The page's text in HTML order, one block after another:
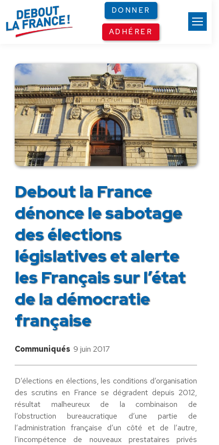
DONNER
ADHÉRER
Debout la France
dénonce le sabotage
des élections
législatives et alerte
les Français sur l’état
de la démocratie
française
Communiqués 9 juin 2017
D’élections en élections, les conditions d’organisation
des scrutins en France se dégradent depuis 2012,
résultat malheureux de la combinaison de
l’obstruction bureaucratique d’une partie de
l’administration française d’un côté et de l’autre,
l’incompétence de nouveaux prestataires privés
Panneau de gestion des cookies